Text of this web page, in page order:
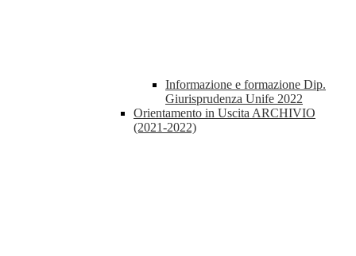
Informazione e formazione Dip.
Giurisprudenza Unife 2022
Orientamento in Uscita ARCHIVIO
(2021-2022)